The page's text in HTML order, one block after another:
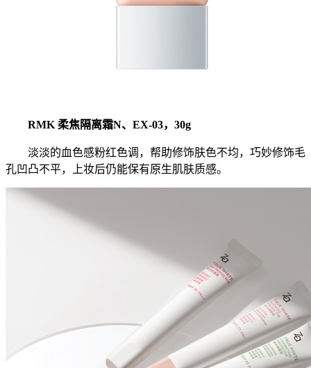
RMK 柔焦隔离霜N、EX-03，30g
淡淡的血色感粉红色调，帮助修饰肤色不均，巧妙修饰毛
孔凹凸不平，上妆后仍能保有原生肌肤质感。